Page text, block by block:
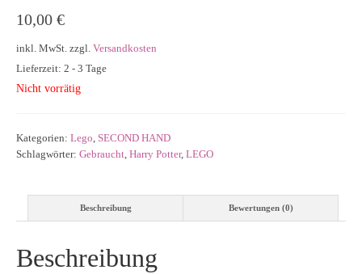
10,00 €
inkl. MwSt. zzgl. Versandkosten
Lieferzeit: 2 - 3 Tage
Nicht vorrätig
Kategorien: Lego SECOND HAND
Schlagwörter: Gebraucht Harry Potter, LEGO
Beschreibung Bewertungen (0)
Beschreibung